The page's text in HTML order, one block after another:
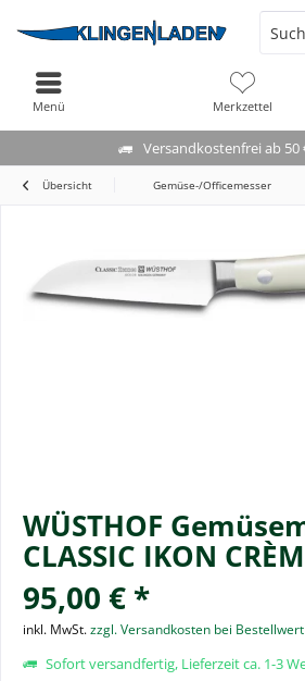
Versandkostenfrei ab 50
Merkzettel
Menü
Übersicht Gemüse-/Officemesser
WÜSTHOF
CLASSIC IKON
95,00 € *
inkl. MwSt.zzgl. Versandkosten bei
Sofort versandfertig, Lieferzeit ca. 1-3